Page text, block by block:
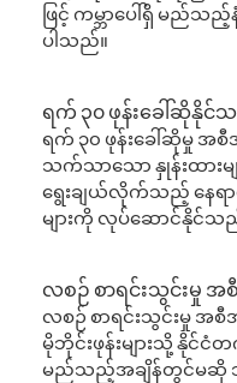
ဖြင့် ကမ္ဘာပေါ်ရှိ မည်သ
ပါသည်။
ရက် ၃၀ ဖုန်းခေါ်ဆိုနိုင်
ရက် ၃၀ ဖုန်းခေါ်ဆိုမှု အ
သက်သာသော နှုန်းထားမ
ရွေးချယ်လိုက်သည့် နေရ
များကို လုပ်ဆောင်နိုင်သ
လစဉ် စာရင်းသွင်းမှု အစီ
လစဉ် စာရင်းသွင်းမှု အစီ
မိုဘိုင်းဖုန်းများသို့ နိုင်ငံတ
မည်သည့်အချိန်တွင်မဆို